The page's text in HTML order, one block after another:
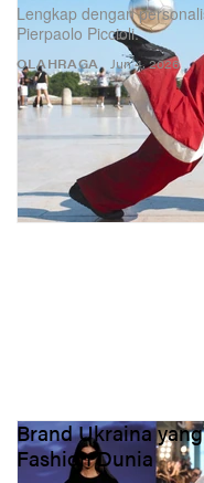
OLAHRAGA
Lengkap dengan
Pierpaolo Piccioli.
Jun 4, 2026
Brand Ukraina
Fashion Dunia